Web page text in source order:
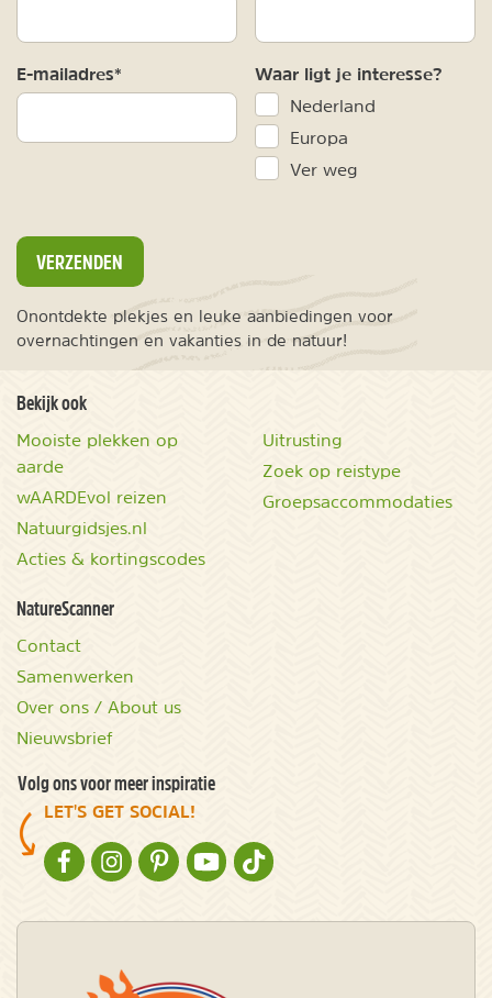
E-mailadres* Waar ligt je interesse?
Nederland
Europa
Ver weg
VERZENDEN
Onontdekte plekjes en leuke aanbiedingen voor
overnachtingen en vakanties in de natuur!
Bekijk ook
Mooiste plekken op
aarde
wAARDEvol reizen
Natuurgidsjes.nl
Acties & kortingscodes
Uitrusting
Zoek op reistype
Groepsaccommodaties
NatureScanner
Contact
Samenwerken
Over ons / About us
Nieuwsbrief
Volg ons voor meer inspiratie
LET'S GET SOCIAL!
NATURESCANNER OP FACEBOOK
NATURESCANNER OP INSTAGRAM
NATURESCANNER OP PINTEREST
NATURESCANNER OP YOUTUBE
NATURESCANNER OP TIKTOK